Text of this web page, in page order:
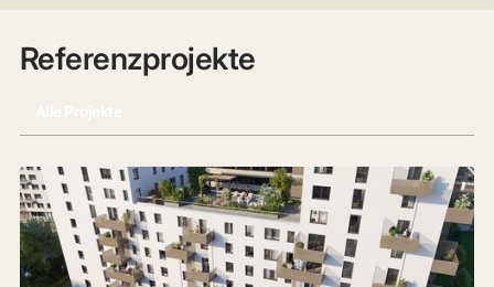
Referenzprojekte